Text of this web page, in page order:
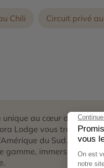
Chili Circuit privé
au cœur de
Lodge vous transporte
du Sud. Dans
gamme, immersion